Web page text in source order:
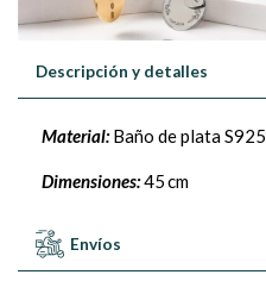
Descripción y detalles
Material:Baño de plata S925
Dimensiones:45 cm
Envíos